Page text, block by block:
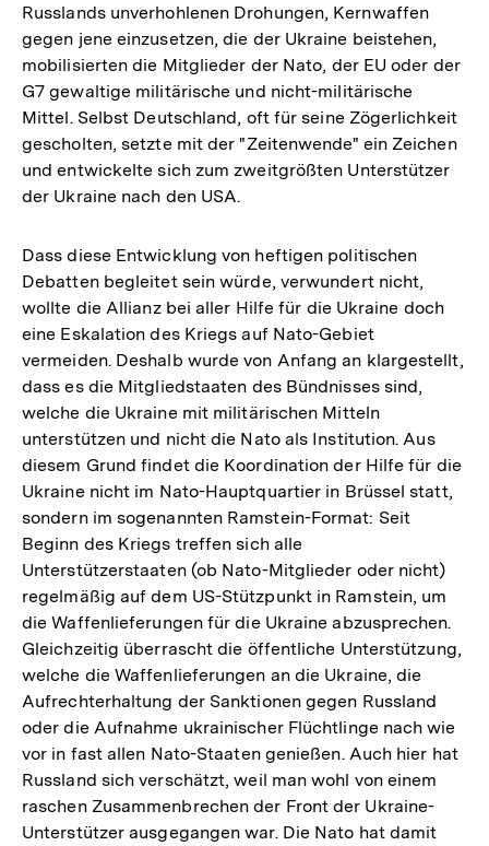
Russlands unverhohlenen Drohungen, Kernwaffen
gegen jene einzusetzen, die der Ukraine beistehen,
mobilisierten die Mitglieder der Nato, der EU oder der
G7 gewaltige militärische und nicht-militärische
Mittel. Selbst Deutschland, oft für seine Zögerlichkeit
gescholten, setzte mit der "Zeitenwende" ein Zeichen
und entwickelte sich zum zweitgrößten Unterstützer
der Ukraine nach den USA.
Dass diese Entwicklung von heftigen politischen
Debatten begleitet sein würde, verwundert nicht,
wollte die Allianz bei aller Hilfe für die Ukraine doch
eine Eskalation des Kriegs auf Nato-Gebiet
vermeiden. Deshalb wurde von Anfang an klargestellt,
dass es die Mitgliedstaaten des Bündnisses sind,
welche die Ukraine mit militärischen Mitteln
unterstützen und nicht die Nato als Institution. Aus
diesem Grund findet die Koordination der Hilfe für die
Ukraine nicht im Nato-Hauptquartier in Brüssel statt,
sondern im sogenannten Ramstein-Format: Seit
Beginn des Kriegs treffen sich alle
Unterstützerstaaten (ob Nato-Mitglieder oder nicht)
regelmäßig auf dem US-Stützpunkt in Ramstein, um
die Waffenlieferungen für die Ukraine abzusprechen.
Gleichzeitig überrascht die öffentliche Unterstützung,
welche die Waffenlieferungen an die Ukraine, die
Aufrechterhaltung der Sanktionen gegen Russland
oder die Aufnahme ukrainischer Flüchtlinge nach wie
vor in fast allen Nato-Staaten genießen. Auch hier hat
Russland sich verschätzt, weil man wohl von einem
raschen Zusammenbrechen der Front der Ukraine-
Unterstützer ausgegangen war. Die Nato hat damit